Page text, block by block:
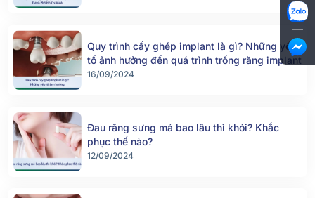
Quy trình cấy ghép implant là gì? Những yếu
tố ảnh hưởng đến quá trình trồng răng implant
16/09/2024
Đau răng sưng má bao lâu thì khỏi? Khắc
phục thế nào?
12/09/2024